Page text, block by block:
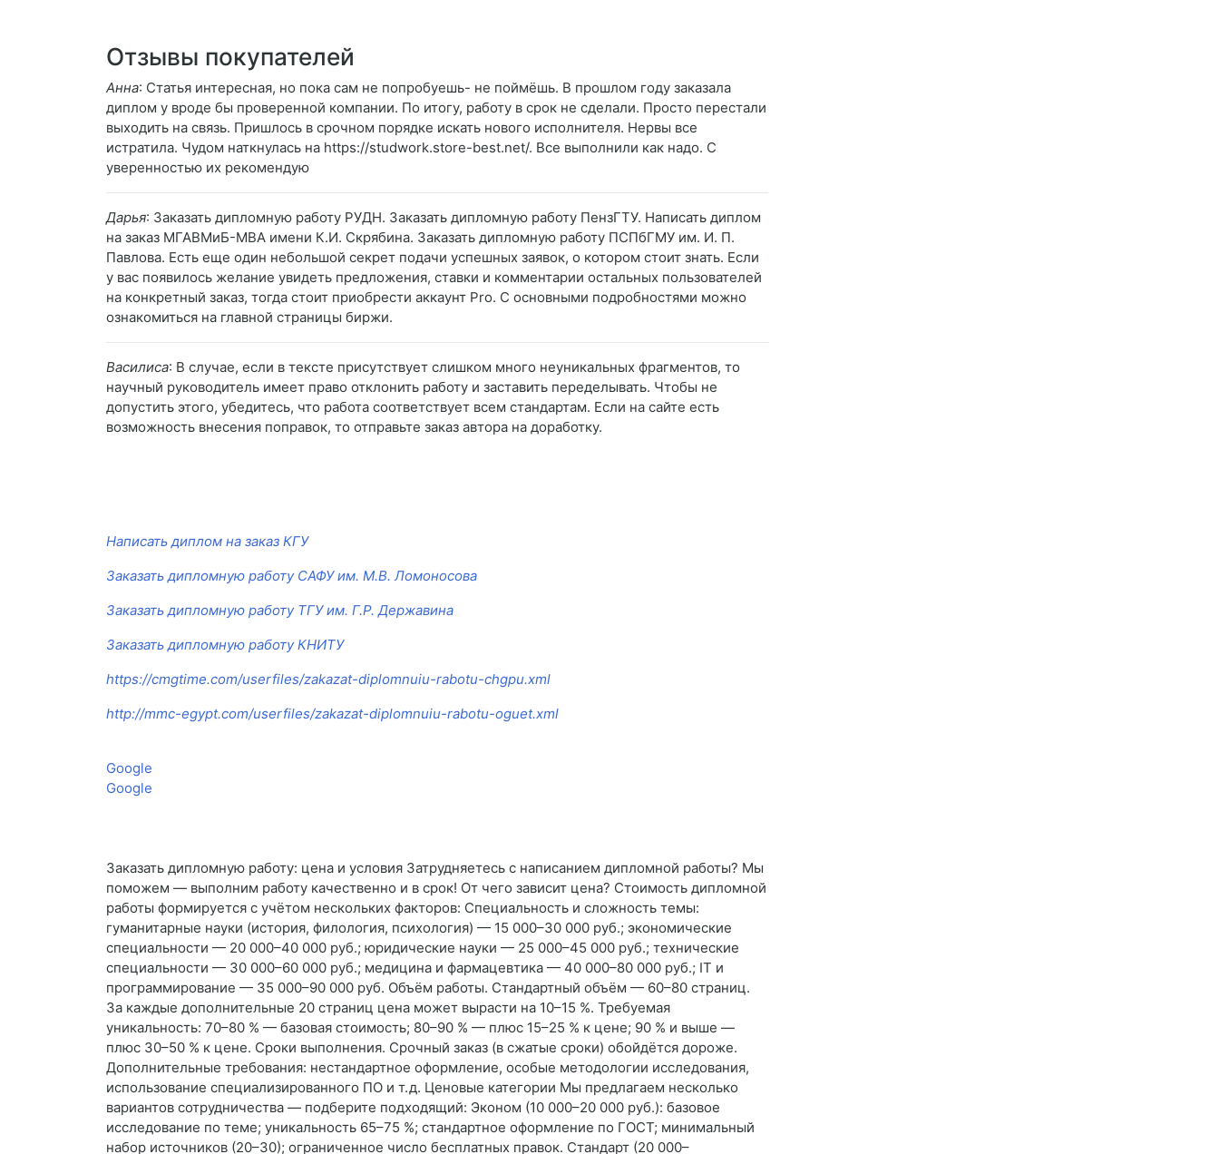
Отзывы покупателей
Анна: Статья интересная, но пока сам не попробуешь- не поймёшь. В прошлом году заказала
диплом у вроде бы проверенной компании. По итогу, работу в срок не сделали. Просто перестали
выходить на связь. Пришлось в срочном порядке искать нового исполнителя. Нервы все
истратила. Чудом наткнулась на https://studwork.store-best.net/. Все выполнили как надо. С
уверенностью их рекомендую
Дарья: Заказать дипломную работу РУДН. Заказать дипломную работу ПензГТУ. Написать диплом
на заказ МГАВМиБ-МВА имени К.И. Скрябина. Заказать дипломную работу ПСПбГМУ им. И. П.
Павлова. Есть еще один небольшой секрет подачи успешных заявок, о котором стоит знать. Если
у вас появилось желание увидеть предложения, ставки и комментарии остальных пользователей
на конкретный заказ, тогда стоит приобрести аккаунт Pro. С основными подробностями можно
ознакомиться на главной страницы биржи.
Василиса: В случае, если в тексте присутствует слишком много неуникальных фрагментов, то
научный руководитель имеет право отклонить работу и заставить переделывать. Чтобы не
допустить этого, убедитесь, что работа соответствует всем стандартам. Если на сайте есть
возможность внесения поправок, то отправьте заказ автора на доработку.
Написать диплом на заказ КГУ
Заказать дипломную работу САФУ им. М.В. Ломоносова
Заказать дипломную работу ТГУ им. Г.Р. Державина
Заказать дипломную работу КНИТУ
https://cmgtime.com/userfiles/zakazat-diplomnuiu-rabotu-chgpu.xml
http://mmc-egypt.com/userfiles/zakazat-diplomnuiu-rabotu-oguet.xml
Google
Google
Заказать дипломную работу: цена и условия Затрудняетесь с написанием дипломной работы? Мы
поможем — выполним работу качественно и в срок! От чего зависит цена? Стоимость дипломной
работы формируется с учётом нескольких факторов: Специальность и сложность темы:
гуманитарные науки (история, филология, психология) — 15 000–30 000 руб.; экономические
специальности — 20 000–40 000 руб.; юридические науки — 25 000–45 000 руб.; технические
специальности — 30 000–60 000 руб.; медицина и фармацевтика — 40 000–80 000 руб.; IT и
программирование — 35 000–90 000 руб. Объём работы. Стандартный объём — 60–80 страниц.
За каждые дополнительные 20 страниц цена может вырасти на 10–15 %. Требуемая
уникальность: 70–80 % — базовая стоимость; 80–90 % — плюс 15–25 % к цене; 90 % и выше —
плюс 30–50 % к цене. Сроки выполнения. Срочный заказ (в сжатые сроки) обойдётся дороже.
Дополнительные требования: нестандартное оформление, особые методологии исследования,
использование специализированного ПО и т. д. Ценовые категории Мы предлагаем несколько
вариантов сотрудничества — подберите подходящий: Эконом (10 000–20 000 руб.): базовое
исследование по теме; уникальность 65–75 %; стандартное оформление по ГОСТ; минимальный
набор источников (20–30); ограниченное число бесплатных правок. Стандарт (20 000–